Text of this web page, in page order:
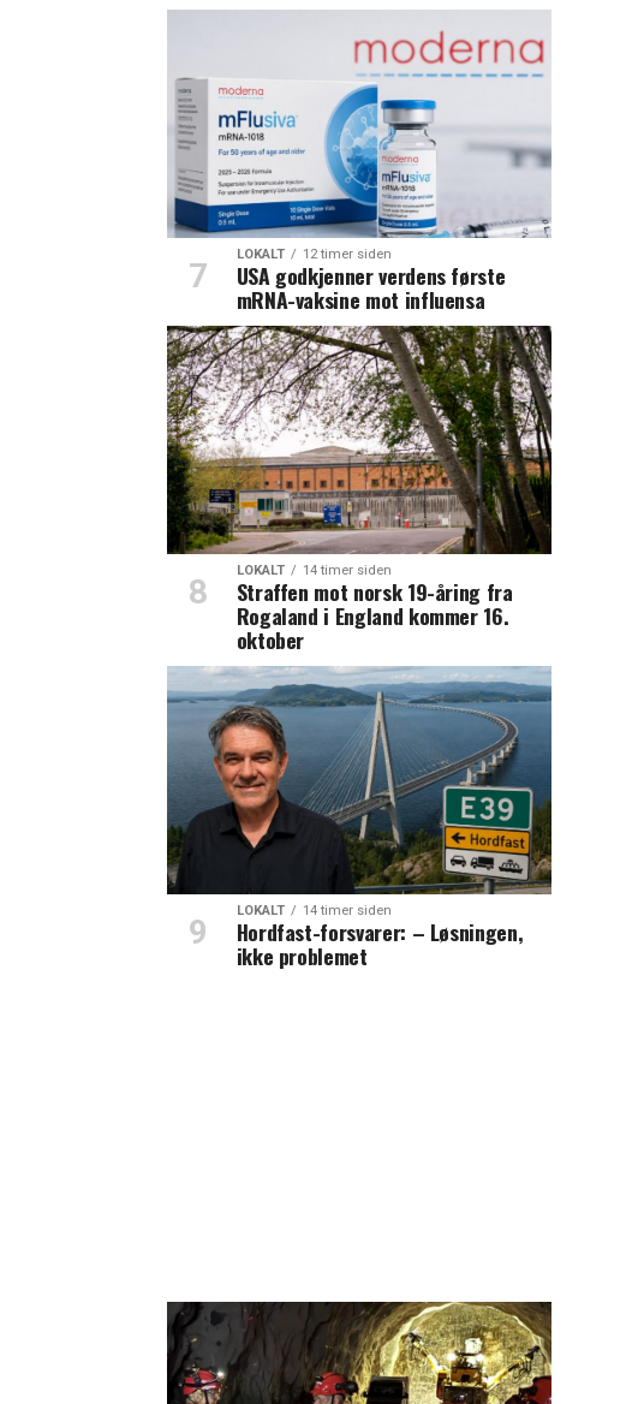
LOKALT 12 timer siden
USA godkjenner verdens første
mRNA-vaksine mot influensa
LOKALT 14 timer siden
Straffen mot norsk 19-åring fra
Rogaland i England kommer 16.
oktober
LOKALT 14 timer siden
Hordfast-forsvarer: – Løsningen,
ikke problemet